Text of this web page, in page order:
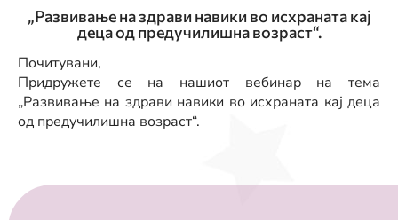
„Развивање на здрави навики во исхраната кај
деца од предучилишна возраст“.
Почитувани,
Придружете се на нашиот вебинар на тема
„Развивање на здрави навики во исхраната кај деца
од предучилишна возраст“.